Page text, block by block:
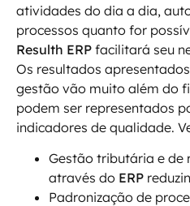
atividades do dia a dia,
processos quanto for
Resulth ERP facilitará seu
Os resultados
gestão vão muito além do
podem ser representados
indicadores de qualidade.
Gestão tributária e de
através do ERP
Padronização de